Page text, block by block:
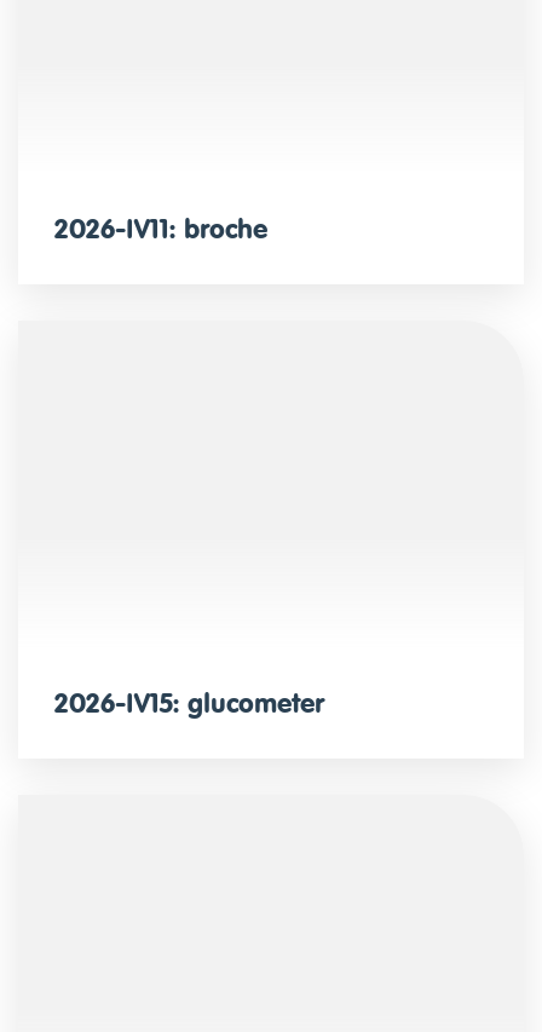
2026-IV11: broche
2026-IV15: glucometer